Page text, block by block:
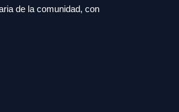
de la comunidad, con